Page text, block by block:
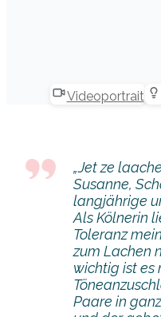
Videoportrait
„Jet ze
Susanne,
langjährige
Als Kölnerin
Toleranz
zum Lachen
wichtig ist es
Paare in